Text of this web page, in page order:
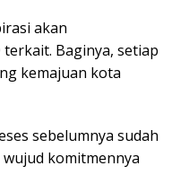
akan
Baginya, setiap
kemajuan kota
sebelumnya sudah
komitmennya